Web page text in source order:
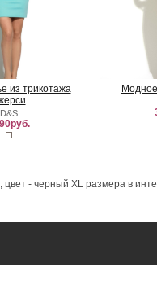
из трикотажа
D&S
цвет - черный XL размера в